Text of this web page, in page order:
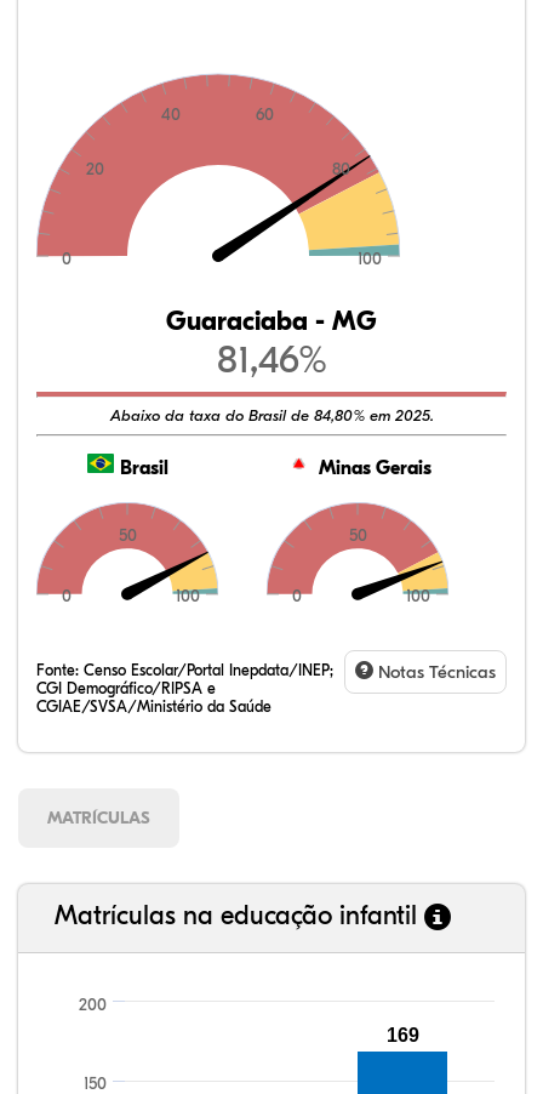
0
20
40 60
80
100
Guaraciaba - MG
81,46%
Abaixo da taxa do Brasil de 84,80% em 2025.
Brasil
0
50
100
Minas Gerais
0
50
100
Fonte: Censo Escolar/Portal Inepdata/INEP;
CGI Demográfico/RIPSA e
CGIAE/SVSA/Ministério da Saúde
Notas Técnicas
MATRÍCULAS
Matrículas na educação infantil
150
200
169